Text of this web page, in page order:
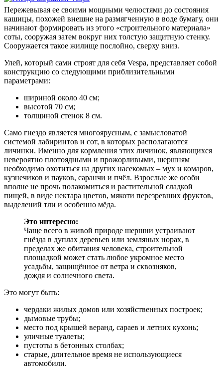
Пережевывая ее своими мощными челюстями до состояния
кашицы, похожей внешне на размягченную в воде бумагу, они
начинают формировать из этого «строительного материала»
соты, сооружая затем вокруг них толстую защитную стенку.
Сооружается такое жилище послойно, сверху вниз.
Улей, который сами строят для себя Vespa, представляет собой
конструкцию со следующими приблизительными
параметрами:
шириной около 40 см;
высотой 70 см;
толщиной стенок 8 см.
Само гнездо является многоярусным, с замысловатой
системой лабиринтов и сот, в которых располагаются
личинки. Именно для кормления этих личинок, являющихся
невероятно плотоядными и прожорливыми, шершням
необходимо охотиться на других насекомых – мух и комаров,
кузнечиков и пауков, саранчи и пчёл. Взрослые же особи
вполне не прочь полакомиться и растительной сладкой
пищей, в виде нектара цветов, мякоти перезревших фруктов,
выделений тли и особенно мёда.
Это интересно:
Чаще всего в живой природе шершни устраивают
гнёзда в дуплах деревьев или земляных норах, в
пределах же обитания человека, строительной
площадкой может стать любое укромное место
усадьбы, защищённое от ветра и сквозняков,
дождя и солнечного света.
Это могут быть:
чердаки жилых домов или хозяйственных построек;
дымовые трубы;
место под крышей веранд, сараев и летних кухонь;
уличные туалеты;
пустоты в бетонных столбах;
старые, длительное время не использующиеся
автомобили.